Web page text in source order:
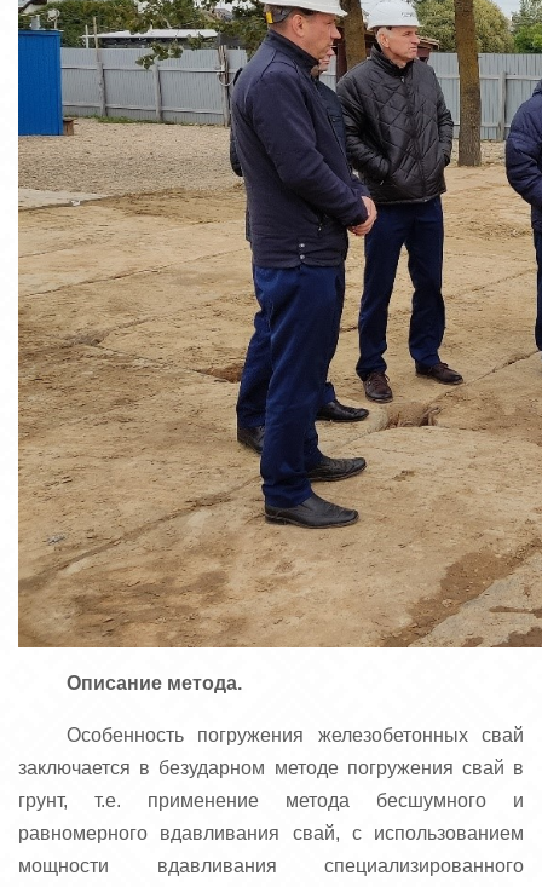
Описание метода.
Особенность погружения железобетонных свай
заключается в безударном методе погружения свай в
грунт, т.е. применение метода бесшумного и
равномерного вдавливания свай, с использованием
мощности вдавливания специализированного